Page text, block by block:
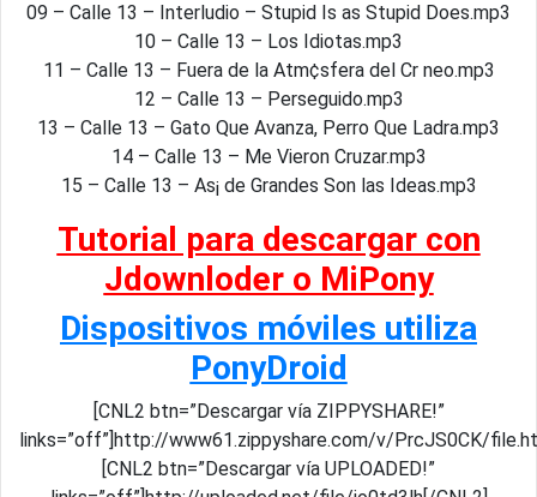
09 – Calle 13 – Interludio – Stupid Is as Stupid Does.mp3
10 – Calle 13 – Los Idiotas.mp3
11 – Calle 13 – Fuera de la Atm¢sfera del Cr neo.mp3
12 – Calle 13 – Perseguido.mp3
13 – Calle 13 – Gato Que Avanza, Perro Que Ladra.mp3
14 – Calle 13 – Me Vieron Cruzar.mp3
15 – Calle 13 – As¡ de Grandes Son las Ideas.mp3
Tutorial para descargar con
Jdownloder o MiPony
Dispositivos móviles utiliza
PonyDroid
[CNL2 btn=”Descargar vía ZIPPYSHARE!”
links=”off”]http://www61.zippyshare.com/v/PrcJS0CK/
[CNL2 btn=”Descargar vía UPLOADED!”